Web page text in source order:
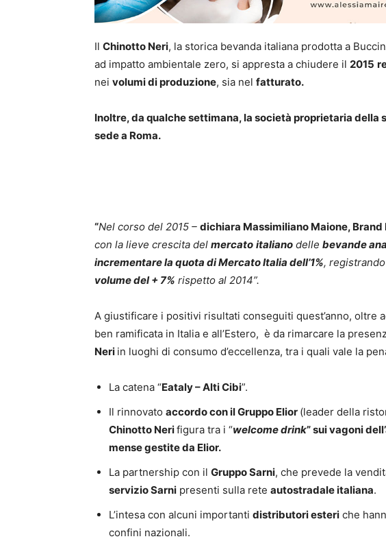
Il Chinotto Neri, la storica bevanda italiana prodotta a
ad impatto ambientale zero, si appresta a chiudere il 2015
nei volumi di produzione, sia nel fatturato.
Inoltre, da qualche settimana, la società proprietaria della
sede a Roma.
“Nel corso del 2015 – dichiara Massimiliano Maione,
con la lieve crescita del mercato italiano delle bevande
incrementare la quota di Mercato Italia dell’1%,
volume del + 7% rispetto al 2014”.
A giustificare i positivi risultati conseguiti quest’anno, oltre
ben ramificata in Italia e all’Estero, è da rimarcare la
Neri in luoghi di consumo d’eccellenza, tra i quali vale la
La catena “Eataly – Alti Cibi”.
Il rinnovato accordo con il Gruppo Elior (leader della
Chinotto Nerifigura tra i “welcome drink” sui vagoni
mense gestite da Elior.
La partnership con il Gruppo Sarni, che prevede la
servizio Sarni presenti sulla rete autostradale italiana.
L’intesa con alcuni importanti distributori esteri che
confini nazionali.